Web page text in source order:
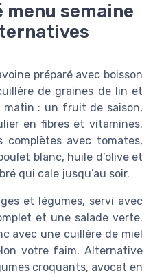
menu semaine
préparé avec boisson
de graines de lin et
: un fruit de saison,
en fibres et vitamines.
complètes avec tomates,
blanc, huile d’olive et
qui cale jusqu’au soir.
et légumes, servi avec
et une salade verte.
avec une cuillère de miel
votre faim. Alternative
croquants, avocat en